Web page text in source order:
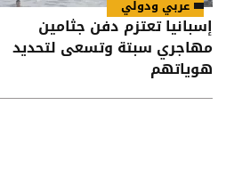
عربي ودولي
إسبانيا تعتزم دفن جثامين
مهاجري سبتة وتسعى لتحديد
هوياتهم